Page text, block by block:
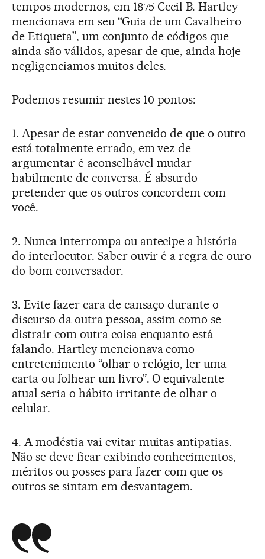
tempos modernos, em 1875 Cecil B. Hartley
mencionava em seu “Guia de um Cavalheiro
de Etiqueta”, um conjunto de códigos que
ainda são válidos, apesar de que, ainda hoje
negligenciamos muitos deles.
Podemos resumir nestes 10 pontos:
1. Apesar de estar convencido de que o outro
está totalmente errado, em vez de
argumentar é aconselhável mudar
habilmente de conversa. É absurdo
pretender que os outros concordem com
você.
2. Nunca interrompa ou antecipe a história
do interlocutor. Saber ouvir é a regra de ouro
do bom conversador.
3. Evite fazer cara de cansaço durante o
discurso da outra pessoa, assim como se
distrair com outra coisa enquanto está
falando. Hartley mencionava como
entretenimento “olhar o relógio, ler uma
carta ou folhear um livro”. O equivalente
atual seria o hábito irritante de olhar o
celular.
4. A modéstia vai evitar muitas antipatias.
Não se deve ficar exibindo conhecimentos,
méritos ou posses para fazer com que os
outros se sintam em desvantagem.